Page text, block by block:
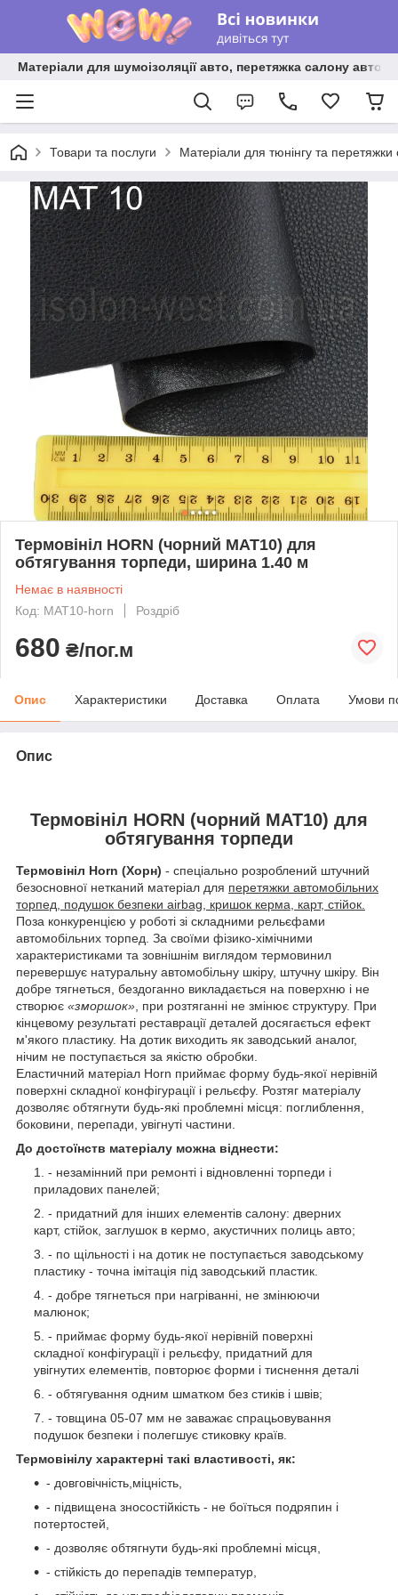
Матеріали для шумоізоляції авто, перетяжка салону авто
Товари та послуги Матеріали для тюнінгу та
Термовініл HORN (чорний MAT10) для
обтягування торпеди, ширина 1.40 м
Немає в наявності
Код: MAT10-horn
Роздріб
680 ₴/пог.м
Опис Характеристики Доставка Оплата Умови
Опис
Термовініл HORN (чорний MAT10) для
обтягування торпеди
Термовініл Horn (Хорн) - спеціально розроблений штучний
безосновної нетканий матеріал для перетяжки автомобільних
торпед, подушок безпеки airbag, кришок керма, карт, стійок.
Поза конкуренцією у роботі зі складними рельєфами
автомобільних торпед. За своїми фізико-хімічними
характеристиками та зовнішнім виглядом термовинил
перевершує натуральну автомобільну шкіру, штучну шкіру. Він
добре тягнеться, бездоганно викладається на поверхню і не
створює «зморшок» , при розтяганні не змінює структуру. При
кінцевому результаті реставрації деталей досягається ефект
м'якого пластику. На дотик виходить як заводський аналог,
нічим не поступається за якістю обробки.
Еластичний матеріал Horn приймає форму будь-якої нерівній
поверхні складної конфігурації і рельєфу. Розтяг матеріалу
дозволяє обтягнути будь-які проблемні місця: поглиблення,
боковини, перепади, увігнуті частини.
До достоїнств матеріалу можна віднести:
- незамінний при ремонті і відновленні торпеди і
приладових панелей;
- придатний для інших елементів салону: дверних
карт, стійок, заглушок в кермо, акустичних полиць авто;
- по щільності і на дотик не поступається заводському
пластику - точна імітація під заводський пластик.
- добре тягнеться при нагріванні, не змінюючи
малюнок;
- приймає форму будь-якої нерівній поверхні
складної конфігурації і рельєфу, придатний для
увігнутих елементів, повторює форми і тиснення деталі
- обтягування одним шматком без стиків і швів;
- товщина 05-07 мм не заважає спрацьовування
подушок безпеки і полегшує стиковку країв.
Термовінілу характерні такі властивості, як:
- довговічність,міцність,
- підвищена зносостійкість - не боїться подряпин і
потертостей,
- дозволяє обтягнути будь-які проблемні місця,
- стійкість до перепадів температур,